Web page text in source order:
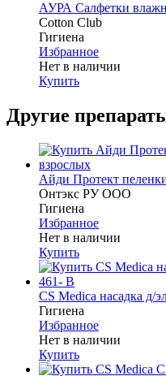
АУРА Салфетки
Cotton Club
Гигиена
Избранное
Нет в наличии
Купить
Другие
Айди Протект
Онтэкс РУ ООО
Гигиена
Избранное
Нет в наличии
Купить
CS Medica насадка д/
Гигиена
Избранное
Нет в наличии
Купить